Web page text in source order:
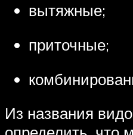
вытяжные;
приточные;
Из названия